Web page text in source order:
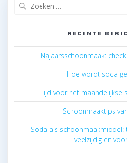
RECENTE
Najaarsschoonmaak:
Hoe wordt soda
Tijd voor het maandelijkse
Schoonmaaktips
Soda als schoonmaakmiddel:
veelzijdig en